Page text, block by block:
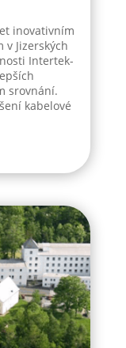
inovativním
Jizerských
Intertek-
srovnání.
kabelové